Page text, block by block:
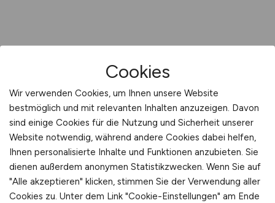
Cookies
Wir verwenden Cookies, um Ihnen unsere Website
bestmöglich und mit relevanten Inhalten anzuzeigen. Davon
sind einige Cookies für die Nutzung und Sicherheit unserer
Website notwendig, während andere Cookies dabei helfen,
Ihnen personalisierte Inhalte und Funktionen anzubieten. Sie
dienen außerdem anonymen Statistikzwecken. Wenn Sie auf
"Alle akzeptieren" klicken, stimmen Sie der Verwendung aller
Cookies zu. Unter dem Link "Cookie-Einstellungen" am Ende